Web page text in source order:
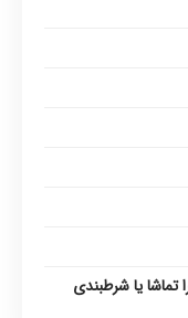
تماشا یا شرطبندی